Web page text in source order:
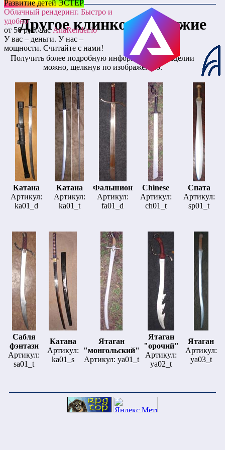
Другое клинковое оружие
Получить более подробную информацию об изделии
можно, щелкнув по изображению.
Катана
Артикул:
ka01_d
Катана
Артикул:
ka01_t
Фальшион
Артикул:
fa01_d
Chinese
Артикул:
ch01_t
Спата
Артикул:
sp01_t
Сабля
фэнтази
Артикул:
sa01_t
Катана
Артикул:
ka01_s
Ятаган
"монгольский"
Артикул: ya01_t
Ятаган
"орочий"
Артикул:
ya02_t
Ятаган
Артикул:
ya03_t
Развитие детей ЭСТЕР
Облачный рендеринг. Быстро и
удобно
от 50 руб./часAnaRender.io
У вас – деньги. У нас –
мощности. Считайте с нами!